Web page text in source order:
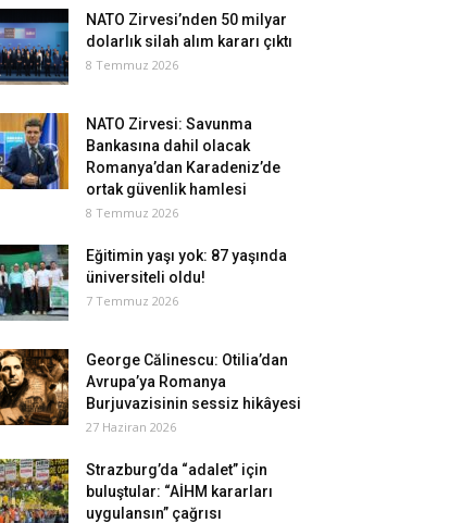
NATO Zirvesi’nden 50 milyar
dolarlık silah alım kararı çıktı
8 Temmuz 2026
NATO Zirvesi: Savunma
Bankasına dahil olacak
Romanya’dan Karadeniz’de
ortak güvenlik hamlesi
8 Temmuz 2026
Eğitimin yaşı yok: 87 yaşında
üniversiteli oldu!
7 Temmuz 2026
George Călinescu: Otilia’dan
Avrupa’ya Romanya
Burjuvazisinin sessiz hikâyesi
27 Haziran 2026
Strazburg’da “adalet” için
buluştular: “AİHM kararları
uygulansın” çağrısı